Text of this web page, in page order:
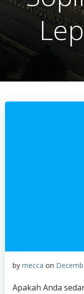
by mecca on
Apakah Anda